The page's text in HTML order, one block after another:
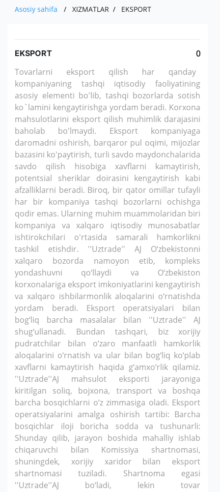
RAHBARIYAT
QISHLOQ XO'JALIGI MAHSULOTLARI
HISOBOTLAR
MUHIM FAKTLAR
AKSIYADORLAR UCHUN
ICHKI HUJJATLAR
QARORLAR
EKSPORT
AUTSORSING
KO'RGAZMALAR
YANGILIKLAR
MUROJAAT
YUR-JIS. SHAXSLAR MUROJAATI
KORRUPSIYAGA QARSHI KURASHISH
E'LONLAR
Asosiy sahifa XIZMATLAR EKSPORT
0
EKSPORT
Tovarlarni eksport qilish har qanday
kompaniyaning tashqi iqtisodiy faoliyatining
asosiy elementi bo'lib, tashqi bozorlarda sotish
ko`lamini kengaytirishga yordam beradi. Korxona
mahsulotlarini eksport qilish muhimlik darajasini
baholab bo'lmaydi. Eksport kompaniyaga
daromadni oshirish, barqaror pul oqimi, mijozlar
bazasini ko'paytirish, turli savdo maydonchalarida
savdo qilish hisobiga xavflarni kamaytirish,
potentsial sheriklar doirasini kengaytirish kabi
afzalliklarni beradi. Biroq, bir qator omillar tufayli
har bir kompaniya tashqi bozorlarni ochishga
qodir emas. Ularning muhim muammolaridan biri
kompaniya va xalqaro iqtisodiy munosabatlar
ishtirokchilari o'rtasida samarali hamkorlikni
tashkil etishdir. ''Uztrade'' AJ O‘zbekistonni
xalqaro bozorda namoyon etib, kompleks
yondashuvni qo‘llaydi va O‘zbekiston
korxonalariga eksport imkoniyatlarini kengaytirish
va xalqaro ishbilarmonlik aloqalarini o‘rnatishda
yordam beradi. Eksport operatsiyalari bilan
bog‘liq barcha masalalar bilan ''Uztrade'' AJ
shug‘ullanadi. Bundan tashqari, biz xorijiy
pudratchilar bilan o‘zaro manfaatli hamkorlik
aloqalarini o‘rnatish va ular bilan bog‘liq ko‘plab
xavflarni kamaytirish haqida g‘amxo‘rlik qilamiz.
''Uztrade''AJ mahsulot eksporti jarayoniga
kiritilgan soliq, bojxona, transport va boshqa
barcha bosqichlarni o‘z zimmasiga oladi. Eksport
operatsiyalarini amalga oshirish tartibi: Barcha
bosqichlar iloji boricha sodda va tushunarli:
Shunday qilib, jarayon boshida mahalliy ishlab
chiqaruvchi bilan Komissiya shartnomasi,
shuningdek, xorijiy xaridor bilan eksport
shartnomasi tuziladi. Shartnoma egasi
''Uztrade''AJ bo‘ladi, lekin tovar